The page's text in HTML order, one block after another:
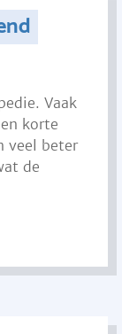
Vaak
korte
veel beter
de